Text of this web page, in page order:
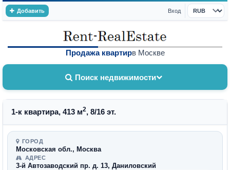
Добавить Вход
Валюта
Продажа квартирв Москве
Поиск недвижимости
1-к квартира, 413 м2, 8/16 эт.
ГОРОД
Московская обл., Москва
АДРЕС
3-й Автозаводский пр. д. 13, Даниловский